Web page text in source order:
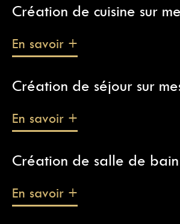
Création de cuisine sur
En savoir +
Création de séjour sur
En savoir +
Création de salle de bain
En savoir +